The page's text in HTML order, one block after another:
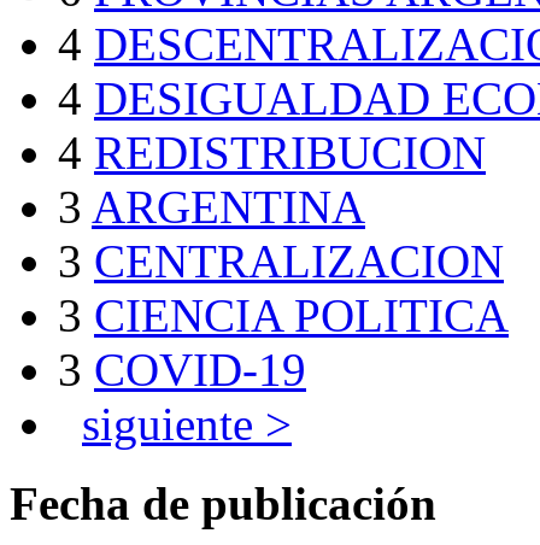
4
4 DESIGUALDAD
4 REDISTRIBUCION
3 ARGENTINA
3 CENTRALIZACION
3 CIENCIA POLITICA
3 COVID-19
siguiente >
Fecha de publicación